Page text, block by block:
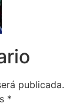
publicada.
*